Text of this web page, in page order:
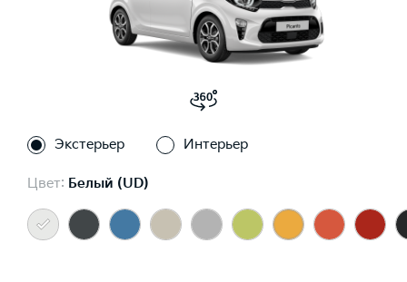
Экстерьер Интерьер
Цвет: Белый (UD)